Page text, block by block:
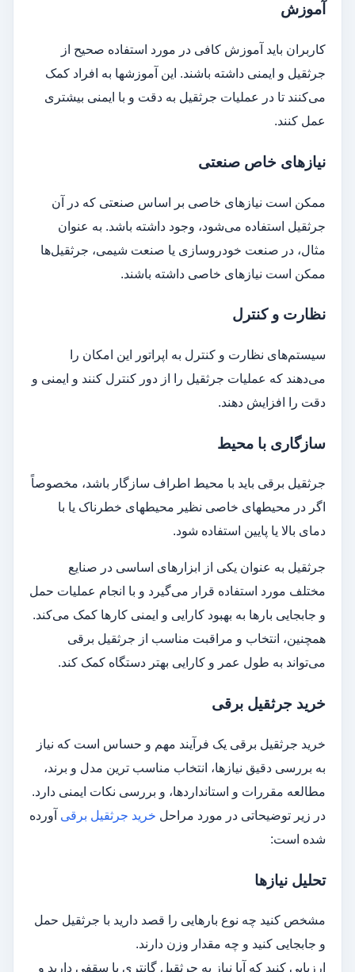
آموزش
کاربران باید آموزش کافی در مورد استفاده صحیح از
جرثقیل و ایمنی داشته باشند. این آموزشها به افراد کمک
می‌کنند تا در عملیات جرثقیل به دقت و با ایمنی بیشتری
عمل کنند.
نیازهای خاص صنعتی
ممکن است نیازهای خاصی بر اساس صنعتی که در آن
جرثقیل استفاده می‌شود، وجود داشته باشد. به عنوان
مثال، در صنعت خودروسازی یا صنعت شیمی، جرثقیل‌ها
ممکن است نیازهای خاصی داشته باشند.
نظارت و کنترل
سیستم‌های نظارت و کنترل به اپراتور این امکان را
می‌دهند که عملیات جرثقیل را از دور کنترل کنند و ایمنی و
دقت را افزایش دهند.
سازگاری با محیط
جرثقیل برقی باید با محیط اطراف سازگار باشد، مخصوصاً
اگر در محیطهای خاصی نظیر محیطهای خطرناک یا با
دمای بالا یا پایین استفاده شود.
جرثقیل به عنوان یکی از ابزارهای اساسی در صنایع
مختلف مورد استفاده قرار می‌گیرد و با انجام عملیات حمل
و جابجایی بارها به بهبود کارایی و ایمنی کارها کمک می‌کند.
همچنین، انتخاب و مراقبت مناسب از جرثقیل برقی
می‌تواند به طول عمر و کارایی بهتر دستگاه کمک کند.
خرید جرثقیل برقی
خرید جرثقیل برقی یک فرآیند مهم و حساس است که نیاز
به بررسی دقیق نیازها، انتخاب مناسب ترین مدل و برند،
مطالعه مقررات و استانداردها، و بررسی نکات ایمنی دارد.
در زیر توضیحاتی در مورد مراحل خرید جرثقیل برقی آورده
شده است:
تحلیل نیازها
مشخص کنید چه نوع بارهایی را قصد دارید با جرثقیل حمل
و جابجایی کنید و چه مقدار وزن دارند.
ارزیابی کنید که آیا نیاز به جرثقیل گانتری یا سقفی دارید و